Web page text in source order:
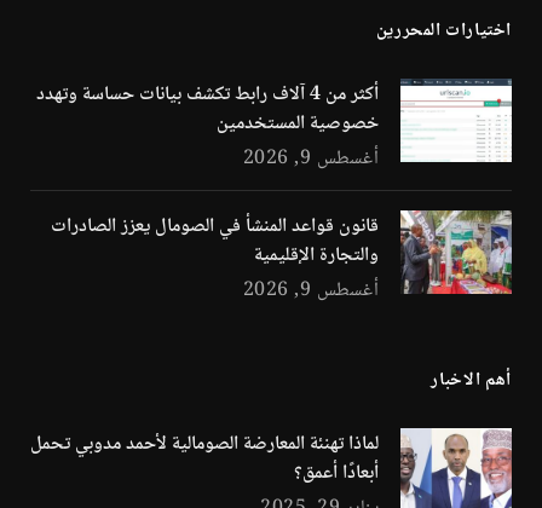
اختيارات المحررين
أكثر من 4 آلاف رابط تكشف بيانات حساسة وتهدد
خصوصية المستخدمين
أغسطس 9, 2026
قانون قواعد المنشأ في الصومال يعزز الصادرات
والتجارة الإقليمية
أغسطس 9, 2026
أهم الاخبار
لماذا تهنئة المعارضة الصومالية لأحمد مدوبي تحمل
أبعادًا أعمق؟